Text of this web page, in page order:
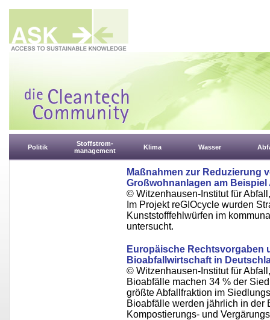
Politik
Stoffstrom-
management
Klima Wasser
Maßnahmen zur Reduzierung
Großwohnanlagen am
© Witzenhausen-Institut für
Im Projekt reGIOcycle wurden
Kunststofffehlwürfen im
untersucht.
Europäische Rechtsvorgaben
Bioabfallwirtschaft in
© Witzenhausen-Institut für
Bioabfälle machen 34 % der
größte Abfallfraktion im
Bioabfälle werden jährlich in der
Kompostierungs- und